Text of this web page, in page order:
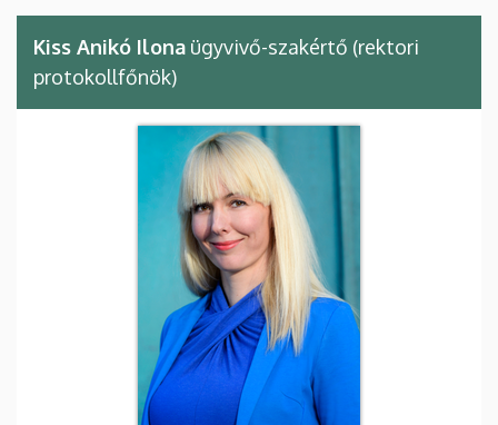
Kiss Anikó Ilona ügyvivő-szakértő (rektori
protokollfőnök)